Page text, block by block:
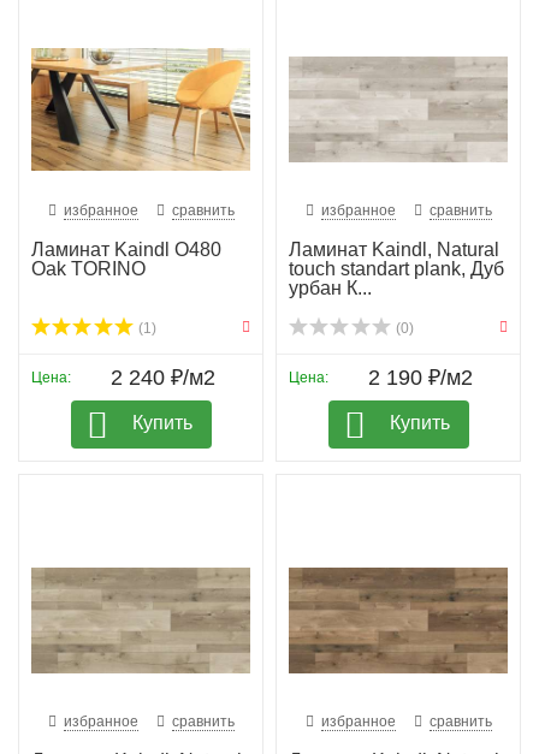
избранное сравнить
Ламинат Kaindl O480
Oak TORINO
(1)
Цена: 2 240 ₽/м2
Купить
избранное сравнить
Ламинат Kaindl, Natural
touch standart plank, Дуб
урбан К...
(0)
Цена: 2 190 ₽/м2
Купить
избранное сравнить избранное сравнить